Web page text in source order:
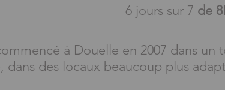
6 jours sur 7 de
à Douelle en 2007 dans un
dans des locaux beaucoup plus